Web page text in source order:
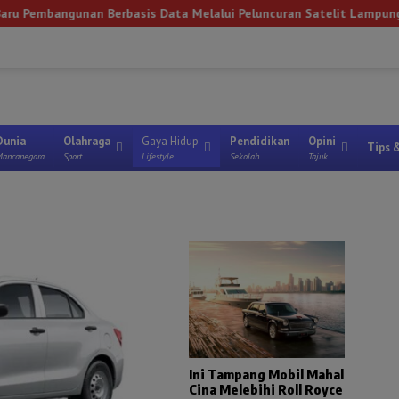
Berbasis Data Melalui Peluncuran Satelit Lampung-1 Berbasis AI
Olahraga
Sport
Gaya Hidup
Lifestyle
Pendidikan
Sekolah
Opini
Tajuk
Tips
Ini Tampang Mobil Mahal
Cina Melebihi Roll Royce